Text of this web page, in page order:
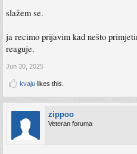
slažem se.
ja recimo prijavim kad nešto
reaguje.
Jun 30, 2025
kvaju likes this.
zippoo
Veteran foruma